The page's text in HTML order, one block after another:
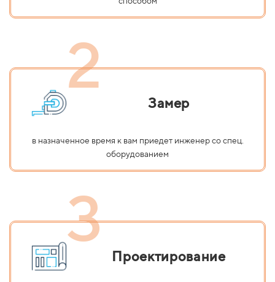
2
Замер
в назначенное время к вам приедет инженер со спец.
оборудованием
3
Проектирование